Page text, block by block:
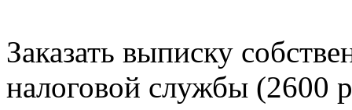
Заказать выписку
налоговой службы (2600